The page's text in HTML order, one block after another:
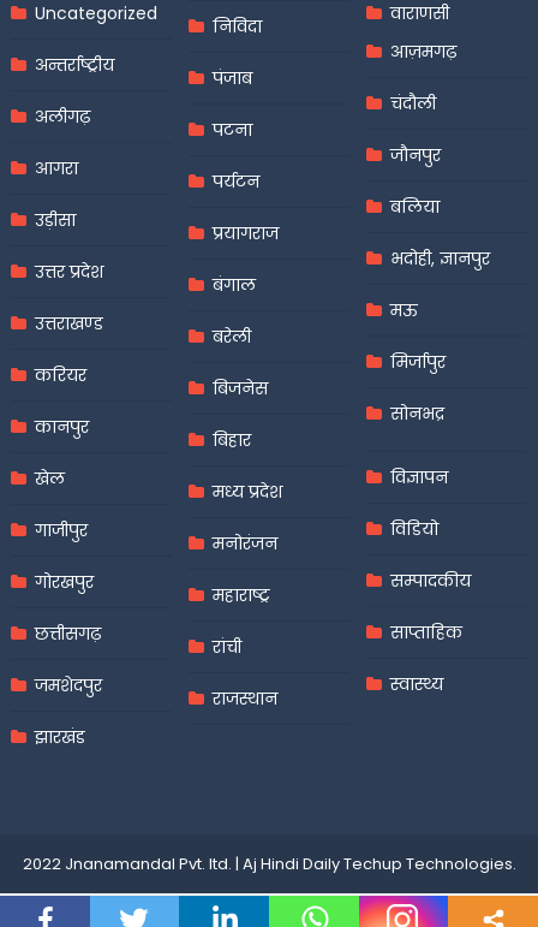
Uncategorized
अन्तर्राष्ट्रीय
अलीगढ़
आगरा
उड़ीसा
उत्तर प्रदेश
उत्तराखण्ड
करियर
कानपुर
खेल
गाजीपुर
गोरखपुर
छत्तीसगढ़
जमशेदपुर
झारखंड
निविदा
पंजाब
पटना
पर्यटन
प्रयागराज
बंगाल
बरेली
बिजनेस
बिहार
मध्य प्रदेश
मनोरंजन
महाराष्ट्र
रांची
राजस्थान
वाराणसी
आज़मगढ़
चंदौली
जौनपुर
बलिया
भदोही, ज्ञानपुर
मऊ
मिर्जापुर
सोनभद्र
विज्ञापन
विडियो
सम्पादकीय
साप्ताहिक
स्वास्थ्य
2022 Jnanamandal Pvt. ltd. | Aj Hindi DailyTechup Technologies.